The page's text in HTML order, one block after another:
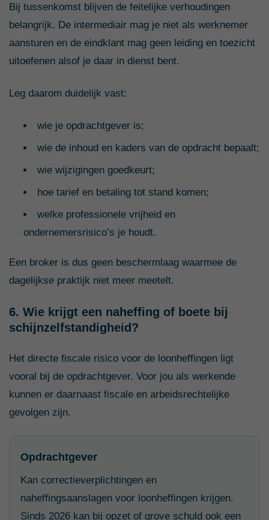
Bij tussenkomst blijven de feitelijke verhoudingen
belangrijk. De intermediair mag je niet als werknemer
aansturen en de eindklant mag geen leiding en toezicht
uitoefenen alsof je daar in dienst bent.
Leg daarom duidelijk vast:
wie je opdrachtgever is;
wie de inhoud en kaders van de opdracht bepaalt;
wie wijzigingen goedkeurt;
hoe tarief en betaling tot stand komen;
welke professionele vrijheid en
ondernemersrisico’s je houdt.
Een broker is dus geen beschermlaag waarmee de
dagelijkse praktijk niet meer meetelt.
6. Wie krijgt een naheffing of boete bij
schijnzelfstandigheid?
Het directe fiscale risico voor de loonheffingen ligt
vooral bij de opdrachtgever. Voor jou als werkende
kunnen er daarnaast fiscale en arbeidsrechtelijke
gevolgen zijn.
Opdrachtgever
Kan correctieverplichtingen en
naheffingsaanslagen voor loonheffingen krijgen.
Sinds 2026 kan bij opzet of grove schuld ook een